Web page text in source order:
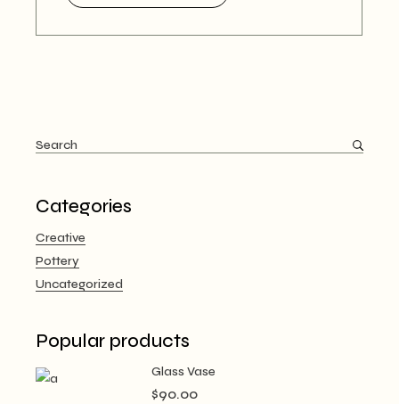
Search
for:
Categories
Creative
Pottery
Uncategorized
Popular products
Glass Vase
$90.00